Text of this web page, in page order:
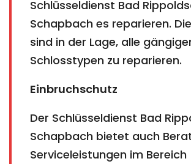
Schlüsseldienst Bad
Schapbach es reparieren.
sind in der Lage, alle
Schlosstypen zu reparieren.
Einbruchschutz
Der Schlüsseldienst Bad
Schapbach bietet auch
Serviceleistungen im Bereich